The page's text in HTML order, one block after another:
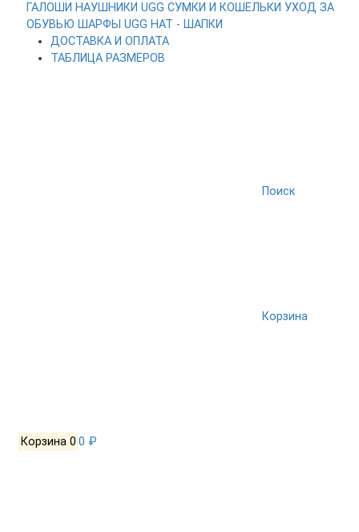
ГАЛОШИ НАУШНИКИ UGG СУМКИ И КОШЕЛЬКИ УХОД ЗА
ОБУВЬЮ ШАРФЫ UGG HAT - ШАПКИ
ДОСТАВКА И ОПЛАТА
ТАБЛИЦА РАЗМЕРОВ
Поиск
Корзина
Корзина 0 0 ₽